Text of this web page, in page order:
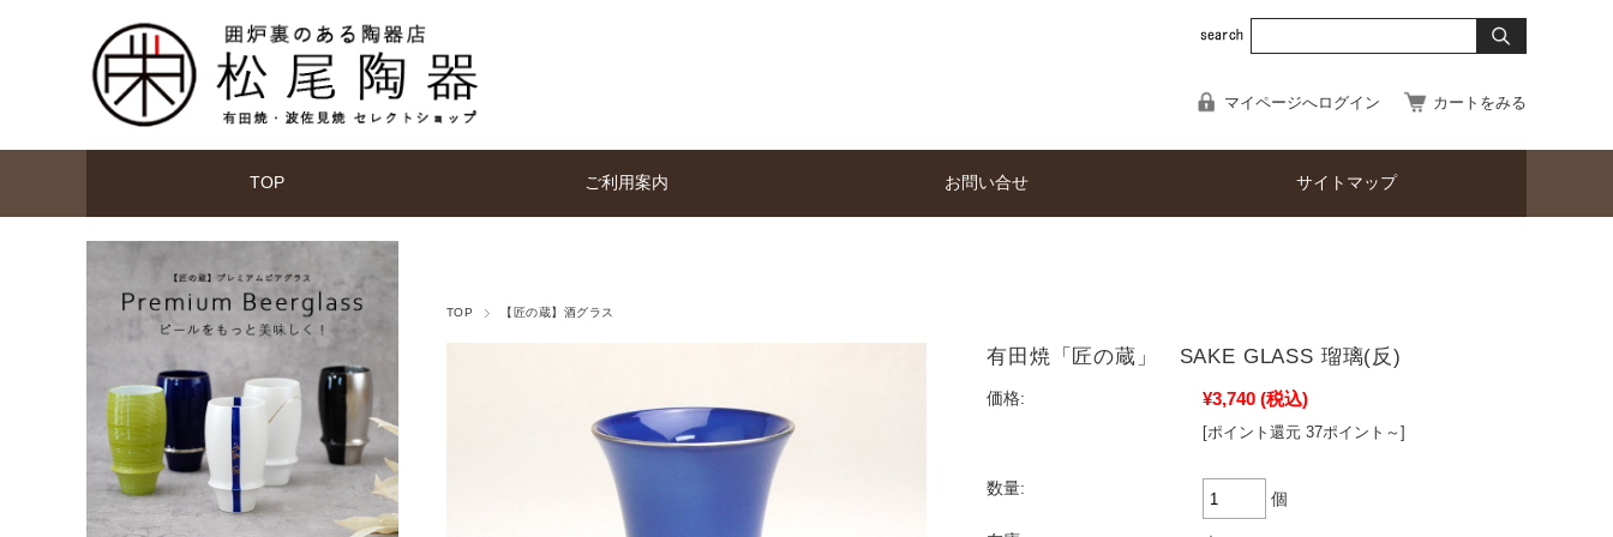
マイページへログイン カートをみる
TOP ご利用案内 お問い合せ サイトマップ
TOP 【匠の蔵】酒グラス
有田焼「匠の蔵」 SAKE GLASS 瑠璃(反)
価格: ¥3,740 (税込)
[ポイント還元 37ポイント～]
数量:
個